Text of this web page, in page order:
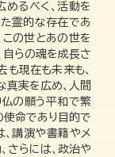
めるべく、活動を
霊的な存在であ
この世とあの世を
自らの魂を成長さ
も現在も未来も、
真実を広め、人間
の願う平和で繁
使命であり目的で
、講演や書籍やメ
さらには、政治や